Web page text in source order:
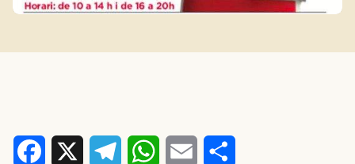
Facebook TelegramWhatsApp
Email